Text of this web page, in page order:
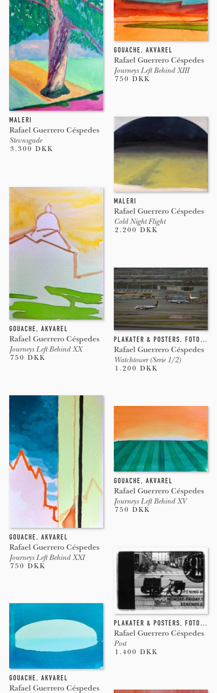
GOUACHE, AKVAREL
Rafael Guerrero Céspedes
Journeys Left Behind XIII
750 DKK
MALERI
Rafael Guerrero Céspedes
Stevnsgade
3.300 DKK
MALERI
Rafael Guerrero Céspedes
Cold Night Flight
2.200 DKK
GOUACHE, AKVAREL
Rafael Guerrero Céspedes
Journeys Left Behind XX
750 DKK
PLAKATER & POSTERS, FOTOGRAFI
Rafael Guerrero Céspedes
Watchtower (Serie 1/2)
1.200 DKK
GOUACHE, AKVAREL
Rafael Guerrero Céspedes
Journeys Left Behind XXI
750 DKK
GOUACHE, AKVAREL
Rafael Guerrero Céspedes
Journeys Left Behind XV
750 DKK
PLAKATER & POSTERS, FOTOGRAFI
Rafael Guerrero Céspedes
Post
1.400 DKK
GOUACHE, AKVAREL
Rafael Guerrero Céspedes